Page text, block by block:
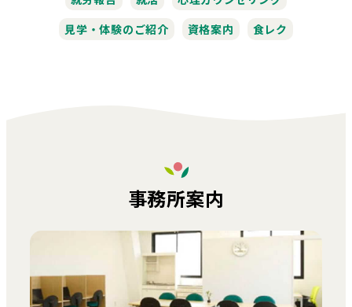
見学・体験のご紹介
資格案内 食レク
事務所案内